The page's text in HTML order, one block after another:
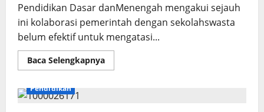
Pendidikan Dasar danMenengah mengakui sejauh
ini kolaborasi pemerintah dengan sekolahswasta
belum efektif untuk mengatasi...
Baca SelengkapnyaRead
more
Pendidikan